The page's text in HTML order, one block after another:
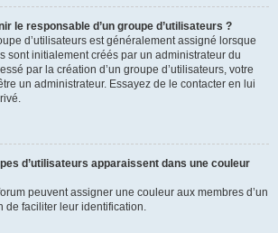
le responsable d’un groupe d’utilisateurs ?
d’utilisateurs est généralement assigné lorsque
sont initialement créés par un administrateur du
par la création d’un groupe d’utilisateurs, votre
un administrateur. Essayez de le contacter en lui
d’utilisateurs apparaissent dans une couleur
peuvent assigner une couleur aux membres d’un
de faciliter leur identification.